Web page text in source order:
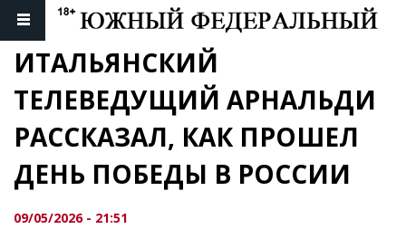
ИТАЛЬЯНСКИЙ
ТЕЛЕВЕДУЩИЙ АРНАЛЬДИ
РАССКАЗАЛ, КАК ПРОШЕЛ
ДЕНЬ ПОБЕДЫ В РОССИИ
09/05/2026 - 21:51